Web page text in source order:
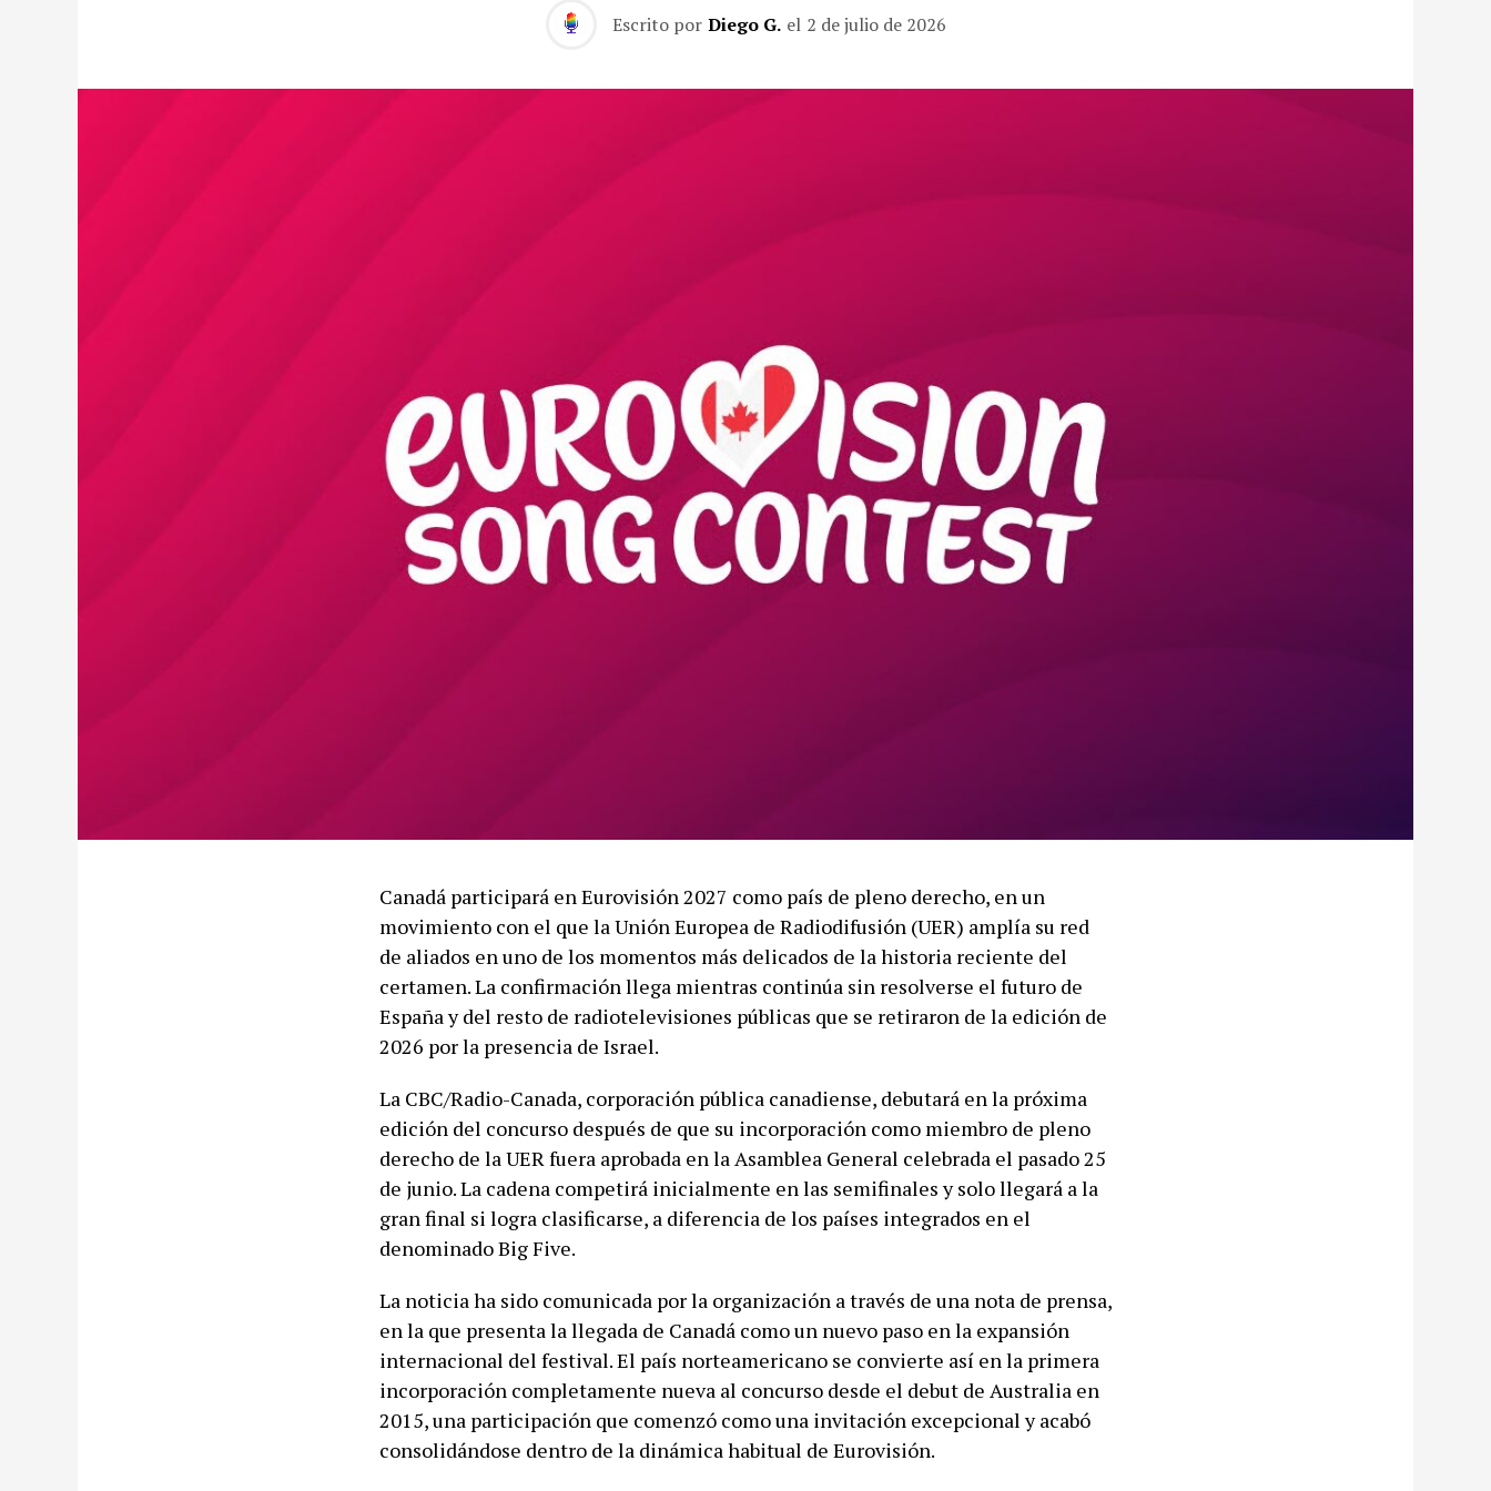
Escrito por Diego G. el 2 de julio de 2026
Canadá participará en Eurovisión 2027 como país de pleno derecho, en un
movimiento con el que la Unión Europea de Radiodifusión (UER) amplía su red
de aliados en uno de los momentos más delicados de la historia reciente del
certamen. La confirmación llega mientras continúa sin resolverse el futuro de
España y del resto de radiotelevisiones públicas que se retiraron de la edición de
2026 por la presencia de Israel.
La CBC/Radio-Canada, corporación pública canadiense, debutará en la próxima
edición del concurso después de que su incorporación como miembro de pleno
derecho de la UER fuera aprobada en la Asamblea General celebrada el pasado 25
de junio. La cadena competirá inicialmente en las semifinales y solo llegará a la
gran final si logra clasificarse, a diferencia de los países integrados en el
denominado Big Five.
La noticia ha sido comunicada por la organización a través de una nota de prensa,
en la que presenta la llegada de Canadá como un nuevo paso en la expansión
internacional del festival. El país norteamericano se convierte así en la primera
incorporación completamente nueva al concurso desde el debut de Australia en
2015, una participación que comenzó como una invitación excepcional y acabó
consolidándose dentro de la dinámica habitual de Eurovisión.